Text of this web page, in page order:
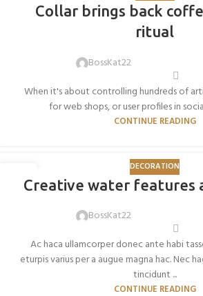
Collar brings back
ritual
BossKat22
When it's about controlling hundreds of
for web shops, or user profiles in
CONTINUE READING
27
AGO
DECORATION
Creative water features
BossKat22
Ac haca ullamcorper donec ante habi
eturpis varius per a augue magna hac. Nec
tincidunt ...
CONTINUE READING